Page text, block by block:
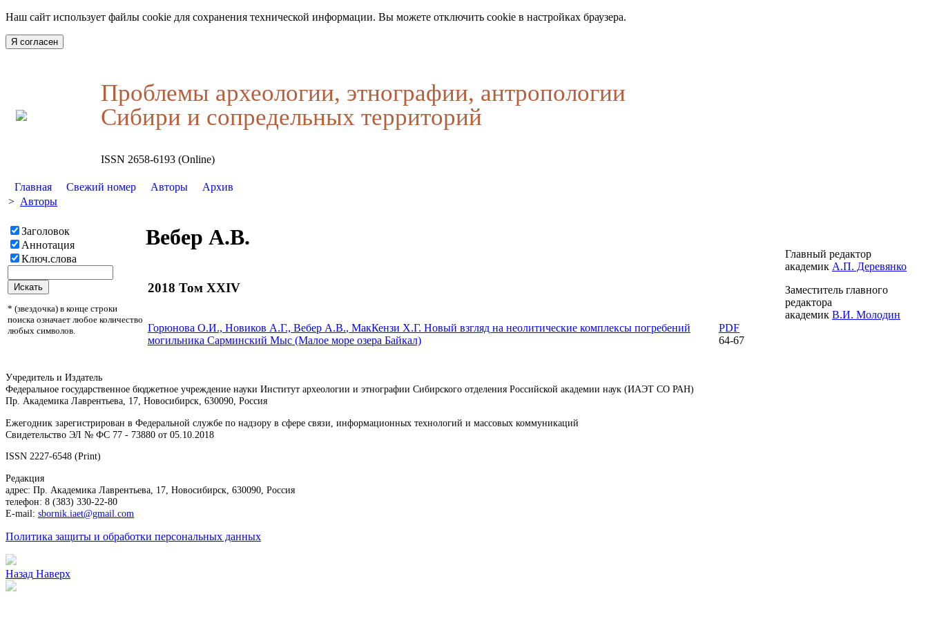
Наш сайт использует файлы cookie для сохранения технической информации. Вы можете отключить cookie в настройках браузера.
Я согласен
Проблемы археологии, этнографии, антропологии
Сибири и сопредельных территорий
ISSN 2658-6193 (Online)
Главная Свежий номер Авторы
Архив
> Авторы
Заголовок
Аннотация
Ключ.слова
* (звездочка) в конце строки
поиска означает любое количество
любых символов.
Вебер А.В.
2018 Том XXIV
Горюнова О.И., Новиков А.Г., Вебер А.В., МакКензи Х.Г. Новый взгляд на неолитические комплексы погребений
могильника Сарминский Мыс (Малое море озера Байкал)
PDF
64-67
Главный редактор
академик А.П. Деревянко
Заместитель главного
редактора
академик В.И. Молодин
Учредитель и Издатель
Федеральное государственное бюджетное учреждение науки Институт археологии и этнографии Сибирского отделения Российской академии наук (ИАЭТ СО РАН)
Пр. Академика Лаврентьева, 17, Новосибирск, 630090, Россия
Ежегодник зарегистрирован в Федеральной службе по надзору в сфере связи, информационных технологий и массовых коммуникаций
Свидетельство ЭЛ № ФС 77 - 73880 от 05.10.2018
ISSN 2227-6548 (Print)
Редакция
адрес: Пр. Академика Лаврентьева, 17, Новосибирск, 630090, Россия
телефон: 8 (383) 330-22-80
E-mail: sbornik.iaet@gmail.com
Политика защиты и обработки персональных данных
Назад Наверх